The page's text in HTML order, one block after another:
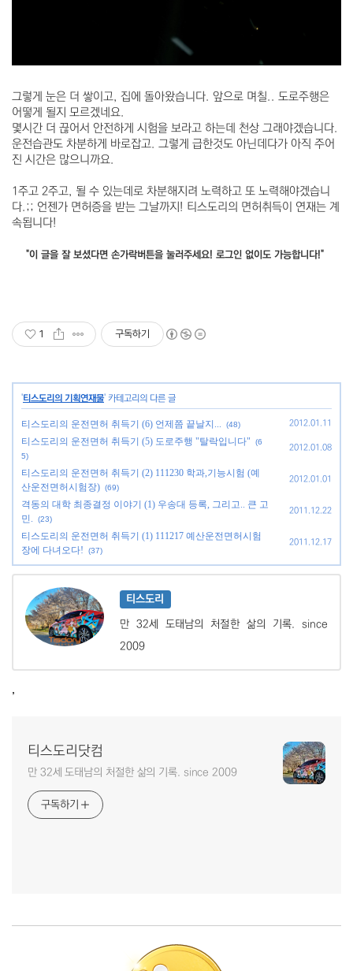
그렇게 눈은 더 쌓이고, 집에 돌아왔습니다. 앞으로 며칠.. 도로주행은
어떻게 될지 모르겠네요.
몇시간 더 끊어서 안전하게 시험을 보라고 하는데 천상 그래야겠습니다.
운전습관도 차분하게 바로잡고. 그렇게 급한것도 아닌데다가 아직 주어
진 시간은 많으니까요.
1주고 2주고, 될 수 있는데로 차분해지려 노력하고 또 노력해야겠습니
다.;; 언젠가 면허증을 받는 그날까지! 티스도리의 면허취득이 연재는 계
속됩니다!
"이 글을 잘 보셨다면 손가락버튼을 눌러주세요! 로그인 없이도 가능합니다!"
1 구독하기
'티스도리의 기획연재물' 카테고리의 다른 글
티스도리의 운전면허 취득기 (6) 언제쯤 끝날지... (48) 2012.01.11
티스도리의 운전면허 취득기 (5) 도로주행 "탈락입니다"
(6
5)
2012.01.08
티스도리의 운전면허 취득기 (2) 111230 학과,기능시험 (예
산운전면허시험장) (69)
2012.01.01
격동의 대학 최종결정 이야기 (1) 우송대 등록, 그리고.. 큰 고
민.
(23)
2011.12.22
티스도리의 운전면허 취득기 (1) 111217 예산운전면허시험
장에 다녀오다!
(37)
2011.12.17
티스도리
만 32세 도태남의 처절한 삶의 기록. since
2009
,
티스도리닷컴
만 32세 도태남의 처절한 삶의 기록. since 2009
구독하기